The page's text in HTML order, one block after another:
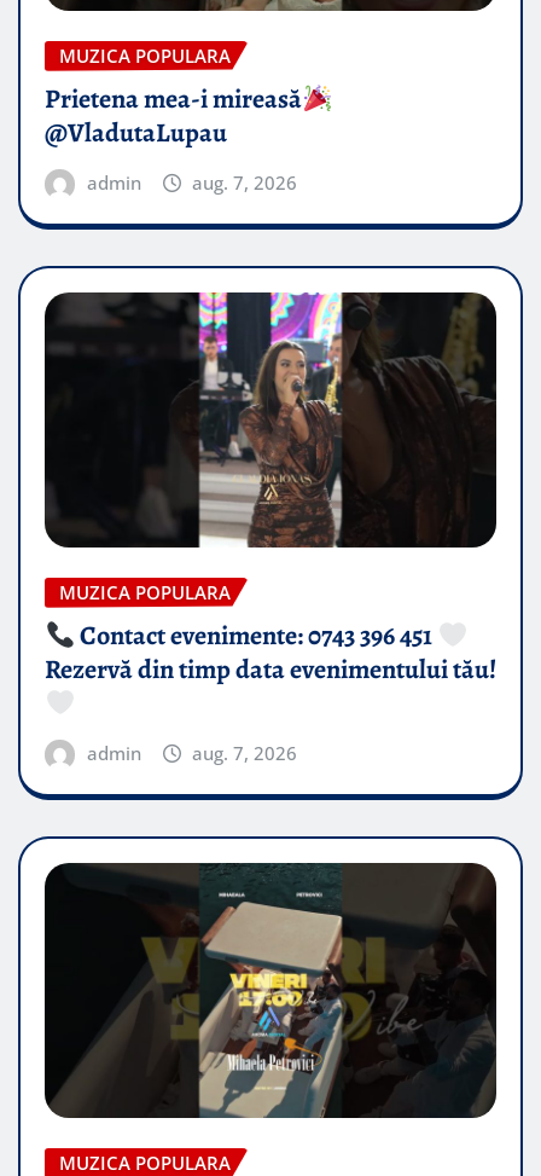
MUZICA POPULARA
Prietena mea-i mireasă​
@VladutaLupau
admin aug. 7, 2026
MUZICA POPULARA
Contact evenimente: 0743 396 451
Rezervă din timp data evenimentului tău!
admin aug. 7, 2026
MUZICA POPULARA